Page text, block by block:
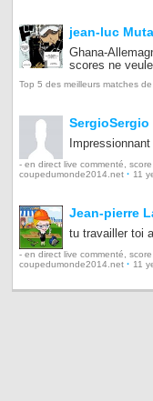
jean-luc
Ghana-
scores ne
Top 5 des meilleurs matches
SergioSergio
- en direct live commenté,
coupedumonde2014.net · 11
Jean-pierre
tu travailler toi
- en direct live commenté,
coupedumonde2014.net · 11